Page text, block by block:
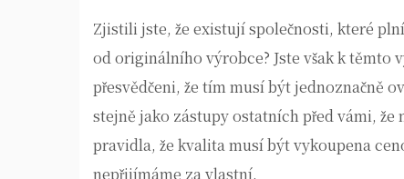
Zjistili jste, že existují společnosti, které plní
od originálního výrobce? Jste však k těmto
přesvědčeni, že tím musí být jednoznačně
stejně jako zástupy ostatních před vámi,
pravidla, že kvalita musí být vykoupena
nepřijímáme za vlastní.